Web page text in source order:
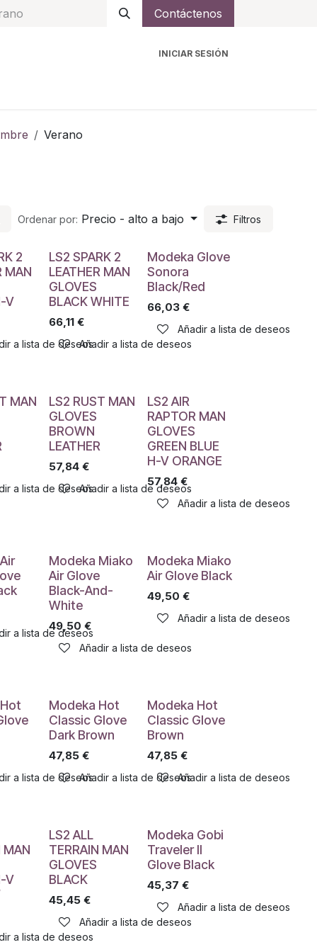
Contáctenos
INICIAR SESIÓN
Verano
Ordenar por: Precio - alto a bajo Filtros
2
MAN
V
a lista de deseos
LS2 SPARK 2
LEATHER MAN
GLOVES
BLACK WHITE
66,11€
Añadir a lista de deseos
Modeka Glove
Sonora
Black/Red
66,03€
Añadir a lista de deseos
MAN
a lista de deseos
LS2 RUST MAN
GLOVES
BROWN
LEATHER
57,84€
Añadir a lista de deseos
LS2 AIR
RAPTOR MAN
GLOVES
GREEN BLUE
H-V ORANGE
57,84€
Añadir a lista de deseos
a lista de deseos
Modeka Miako
Air Glove
Black-And-
White
49,50 €
Añadir a lista de deseos
Modeka Miako
Air Glove Black
49,50 €
Añadir a lista de deseos
a lista de deseos
Modeka Hot
Classic Glove
Dark Brown
47,85€
Añadir a lista de deseos
Modeka Hot
Classic Glove
Brown
47,85€
Añadir a lista de deseos
MAN
V
a lista de deseos
LS2 ALL
TERRAIN MAN
GLOVES
BLACK
45,45€
Añadir a lista de deseos
Modeka Gobi
Traveler II
Glove Black
45,37 €
Añadir a lista de deseos